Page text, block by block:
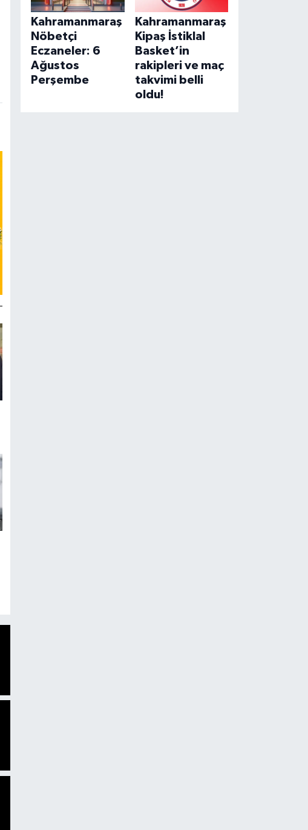
Kahramanmaraş
Nöbetçi
Eczaneler: 6
Ağustos
Perşembe
Kahramanmaraş
Kipaş İstiklal
Basket’in
rakipleri ve maç
takvimi belli
oldu!